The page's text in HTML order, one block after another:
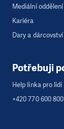
Mediální oddělení
Kariéra
Dary a dárcovství
Potřebuji
Help linka pro lidi
+420 770 600 800